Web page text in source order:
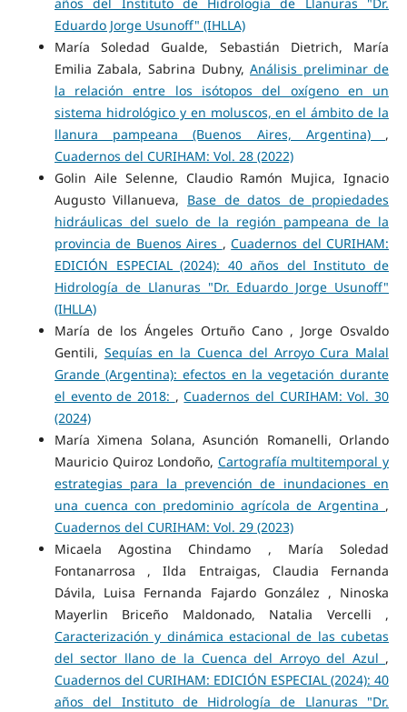
Eduardo Jorge Usunoff" (IHLLA)
María Soledad Gualde, Sebastián Dietrich, María
Emilia Zabala, Sabrina Dubny,Análisis preliminar de
la relación entre los isótopos del oxígeno en un
sistema hidrológico y en moluscos, en el ámbito de la
llanura pampeana (Buenos Aires, Argentina) ,
Cuadernos del CURIHAM: Vol. 28 (2022)
Golin Aile Selenne, Claudio Ramón Mujica, Ignacio
Augusto Villanueva, Base de datos de propiedades
hidráulicas del suelo de la región pampeana de la
provincia de Buenos Aires ,Cuadernos del CURIHAM:
EDICIÓN ESPECIAL (2024): 40 años del Instituto de
Hidrología de Llanuras "Dr. Eduardo Jorge Usunoff"
(IHLLA)
María de los Ángeles Ortuño Cano , Jorge Osvaldo
Gentili, Sequías en la Cuenca del Arroyo Cura Malal
Grande (Argentina): efectos en la vegetación durante
el evento de 2018: ,Cuadernos del CURIHAM: Vol. 30
(2024)
María Ximena Solana, Asunción Romanelli, Orlando
Mauricio Quiroz Londoño, Cartografía multitemporal y
estrategias para la prevención de inundaciones en
una cuenca con predominio agrícola de Argentina ,
Cuadernos del CURIHAM: Vol. 29 (2023)
Micaela Agostina Chindamo , María Soledad
Fontanarrosa , Ilda Entraigas, Claudia Fernanda
Dávila, Luisa Fernanda Fajardo González , Ninoska
Mayerlin Briceño Maldonado, Natalia Vercelli ,
Caracterización y dinámica estacional de las cubetas
del sector llano de la Cuenca del Arroyo del Azul ,
Cuadernos del CURIHAM: EDICIÓN ESPECIAL (2024): 40
años del Instituto de Hidrología de Llanuras "Dr.